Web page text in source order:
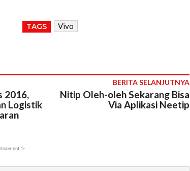
TAGS Vivo
2016,
Logistik
BERITA SELANJUTNYA
Nitip Oleh-oleh Sekarang Bisa
Via Aplikasi Neetip
1-